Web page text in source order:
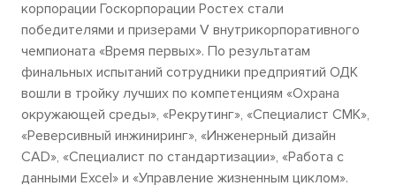
корпорации Госкорпорации Ростех стали
победителями и призерами V внутрикорпоративного
чемпионата «Время первых». По результатам
финальных испытаний сотрудники предприятий ОДК
вошли в тройку лучших по компетенциям «Охрана
окружающей среды», «Рекрутинг», «Специалист СМК»,
«Реверсивный инжиниринг», «Инженерный дизайн
CAD», «Специалист по стандартизации», «Работа с
данными Excel» и «Управление жизненным циклом».